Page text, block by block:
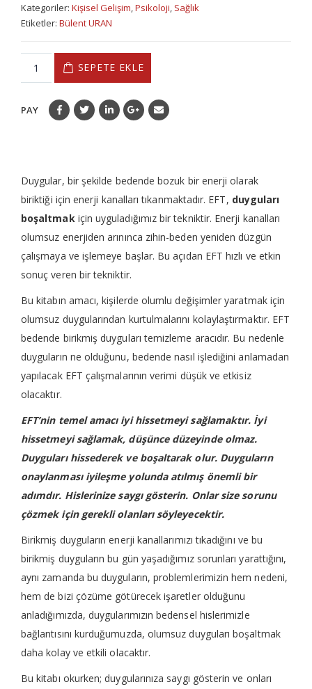
Kategoriler: Kişisel Gelişim,Psikoloji, Sağlık
Etiketler: Bülent URAN
SEPETE EKLE
PAY
Duygular, bir şekilde bedende bozuk bir enerji olarak
biriktiği için enerji kanalları tıkanmaktadır. EFT, duyguları
boşaltmakiçin uyguladığımız bir tekniktir. Enerji kanalları
olumsuz enerjiden arınınca zihin-beden yeniden düzgün
çalışmaya ve işlemeye başlar. Bu açıdan EFT hızlı ve etkin
sonuç veren bir tekniktir.
Bu kitabın amacı, kişilerde olumlu değişimler yaratmak için
olumsuz duygularından kurtulmalarını kolaylaştırmaktır. EFT
bedende birikmiş duyguları temizleme aracıdır. Bu nedenle
duyguların ne olduğunu, bedende nasıl işlediğini anlamadan
yapılacak EFT çalışmalarının verimi düşük ve etkisiz
olacaktır.
EFT’nin temel amacı iyi hissetmeyi sağlamaktır. İyi
hissetmeyi sağlamak, düşünce düzeyinde olmaz.
Duyguları hissederek ve boşaltarak olur. Duyguların
onaylanması iyileşme yolunda atılmış önemli bir
adımdır. Hislerinize saygı gösterin. Onlar size sorunu
çözmek için gerekli olanları söyleyecektir.
Birikmiş duyguların enerji kanallarımızı tıkadığını ve bu
birikmiş duyguların bu gün yaşadığımız sorunları yarattığını,
aynı zamanda bu duyguların, problemlerimizin hem nedeni,
hem de bizi çözüme götürecek işaretler olduğunu
anladığımızda, duygularımızın bedensel hislerimizle
bağlantısını kurduğumuzda, olumsuz duyguları boşaltmak
daha kolay ve etkili olacaktır.
Bu kitabı okurken; duygularınıza saygı gösterin ve onları